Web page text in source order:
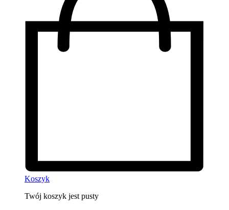
Koszyk
Twój koszyk jest pusty